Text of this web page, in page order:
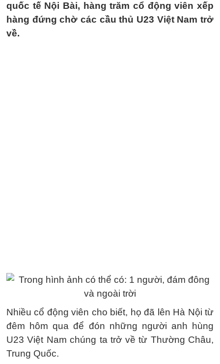
quốc tế Nội Bài, hàng trăm cổ động viên xếp
hàng đứng chờ các cầu thủ U23 Việt Nam trở
về.
Nhiều cổ động viên cho biết, họ đã lên Hà Nội từ
đêm hôm qua để đón những người anh hùng
U23 Việt Nam chúng ta trở về từ Thường Châu,
Trung Quốc.